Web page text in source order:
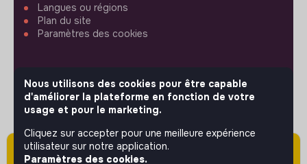
Attention cette annonce a été publiée il y a
Langues ou régions
Plan du site
Paramètres des cookies
SUIVEZ-NOUS
© 2026 jobs that makesense.
Nous utilisons des cookies pour être capable
d'améliorer la plateforme en fonction de votre
usage et pour le marketing.
Cliquez sur accepter pour une meilleure expérience
utilisateur sur notre application.
Paramètres des cookies.